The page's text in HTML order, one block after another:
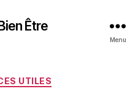
Être
Menu
Catégories
UTILES